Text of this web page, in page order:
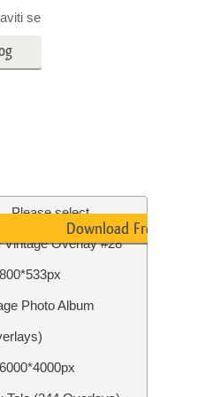
se
Please select
Vintage Overlay #28
Photo Album
Download Free